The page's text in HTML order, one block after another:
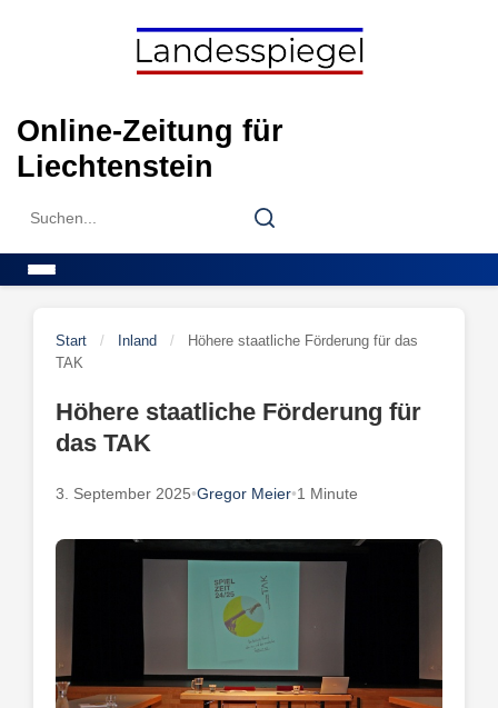
Online-Zeitung für
Liechtenstein
Search
Search
Start / Inland /
Höhere staatliche Förderung für das
TAK
Höhere staatliche Förderung für
das TAK
3. September 2025•Gregor Meier•1 Minute